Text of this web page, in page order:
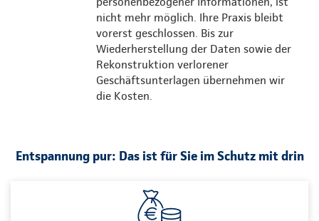
nicht mehr möglich. Ihre Praxis bleibt
vorerst geschlossen. Bis zur
Wiederherstellung der Daten sowie der
Rekonstruktion verlorener
Geschäftsunterlagen übernehmen wir
die Kosten.
Entspannung pur: Das ist für Sie im Schutz mit drin